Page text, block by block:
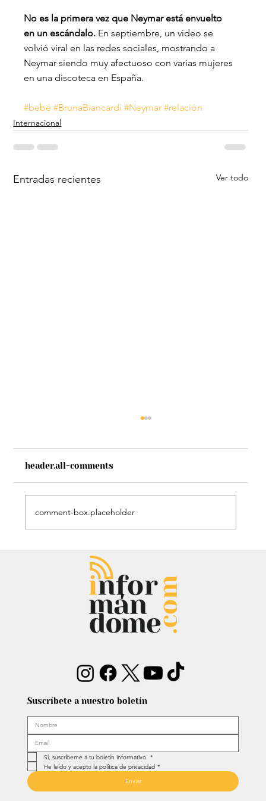
No es la primera vez que Neymar está envuelto
en un escándalo. En septiembre, un video se
volvió viral en las redes sociales, mostrando a
Neymar siendo muy afectuoso con varias mujeres
en una discoteca en España.
#bebé #BrunaBiancardi #Neymar #relación
Internacional
Entradas recientes Ver todo
Audiencia de Maduro en Estados
Unidos: Debate por fondos para su
defensa marca el proceso
header.all-comments
comment-box.placeholder
Suscríbete a nuestro boletín
Sí, suscríbeme a tu boletín informativo. *
He leído y acepto la política de privacidad *
Enviar